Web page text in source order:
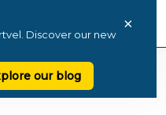
Discover our new
our blog
×